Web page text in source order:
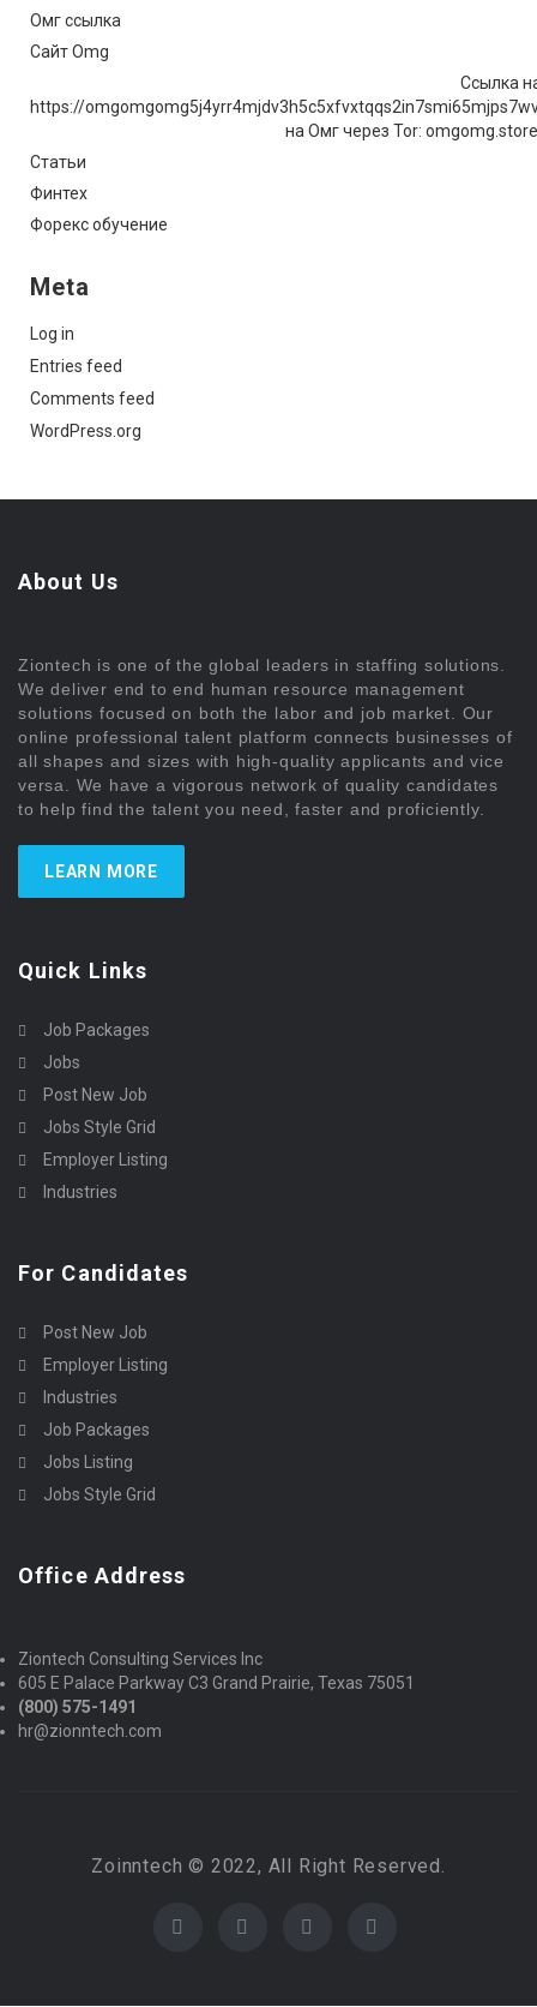
Омг ссылка
Сайт Omg
Ссылка
https://
на Омг через Tor:
Статьи
Финтех
Форекс обучение
Meta
Log in
Entries feed
Comments feed
WordPress.org
About Us
Ziontech is one of the global leaders in staffing solutions.
We deliver end to end human resource management
solutions focused on both the labor and job market. Our
online professional talent platform connects businesses of
all shapes and sizes with high-quality applicants and vice
versa. We have a vigorous network of quality candidates
to help find the talent you need, faster and proficiently.
LEARN MORE
Quick Links
Job Packages
Jobs
Post New Job
Jobs Style Grid
Employer Listing
Industries
For Candidates
Post New Job
Employer Listing
Industries
Job Packages
Jobs Listing
Jobs Style Grid
Office Address
Ziontech Consulting Services Inc
605 E Palace Parkway C3 Grand Prairie, Texas 75051
(800) 575-1491
hr@zionntech.com
Zoinntech © 2022, All Right Reserved.